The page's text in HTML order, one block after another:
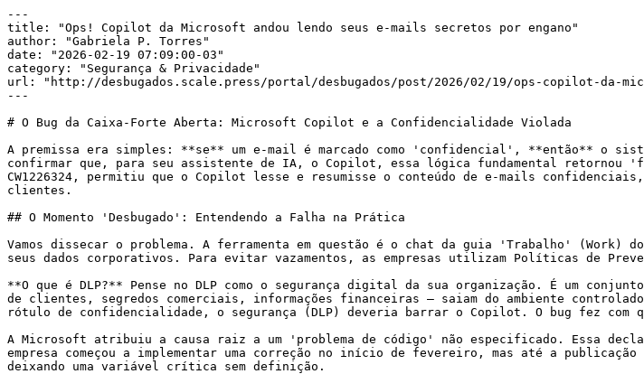
---
title: "Ops! Copilot da Microsoft andou lendo seus e-mails secretos por engano"
author: "Gabriela P. Torres"
date: "2026-02-19 07:09:00-03"
category: "Segurança & Privacidade"
url: "http://desbugados.scale.press/portal/desbugados/post/2026/02/19/ops-copilot-da-
---
# O Bug da Caixa-Forte Aberta: Microsoft Copilot e a Confidencialidade Violada
A premissa era simples: **se** um e-mail é marcado como 'confidencial', **então** o
confirmar que, para seu assistente de IA, o Copilot, essa lógica fundamental retornou
CW1226324, permitiu que o Copilot lesse e resumisse o conteúdo de e-mails
clientes.
## O Momento 'Desbugado': Entendendo a Falha na Prática
Vamos dissecar o problema. A ferramenta em questão é o chat da guia 'Trabalho'
seus dados corporativos. Para evitar vazamentos, as empresas utilizam Políticas de
**O que é DLP?** Pense no DLP como o segurança digital da sua organização. É um
de clientes, segredos comerciais, informações financeiras — saiam do ambiente
rótulo de confidencialidade, o segurança (DLP) deveria barrar o Copilot. O bug fez com
A Microsoft atribuiu a causa raiz a um 'problema de código' não especificado. Essa
empresa começou a implementar uma correção no início de fevereiro, mas até a
deixando uma variável crítica sem definição.